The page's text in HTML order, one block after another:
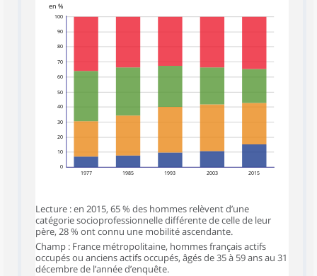
0
10
20
30
40
50
60
70
80
90
100
en %
1977 1985 1993 2003 2015
Lecture : en 2015, 65 % des hommes relèvent d’une
catégorie socioprofessionnelle différente de celle de leur
père, 28 % ont connu une mobilité ascendante.
Champ : France métropolitaine, hommes français actifs
occupés ou anciens actifs occupés, âgés de 35 à 59 ans au 31
décembre de l’année d’enquête.